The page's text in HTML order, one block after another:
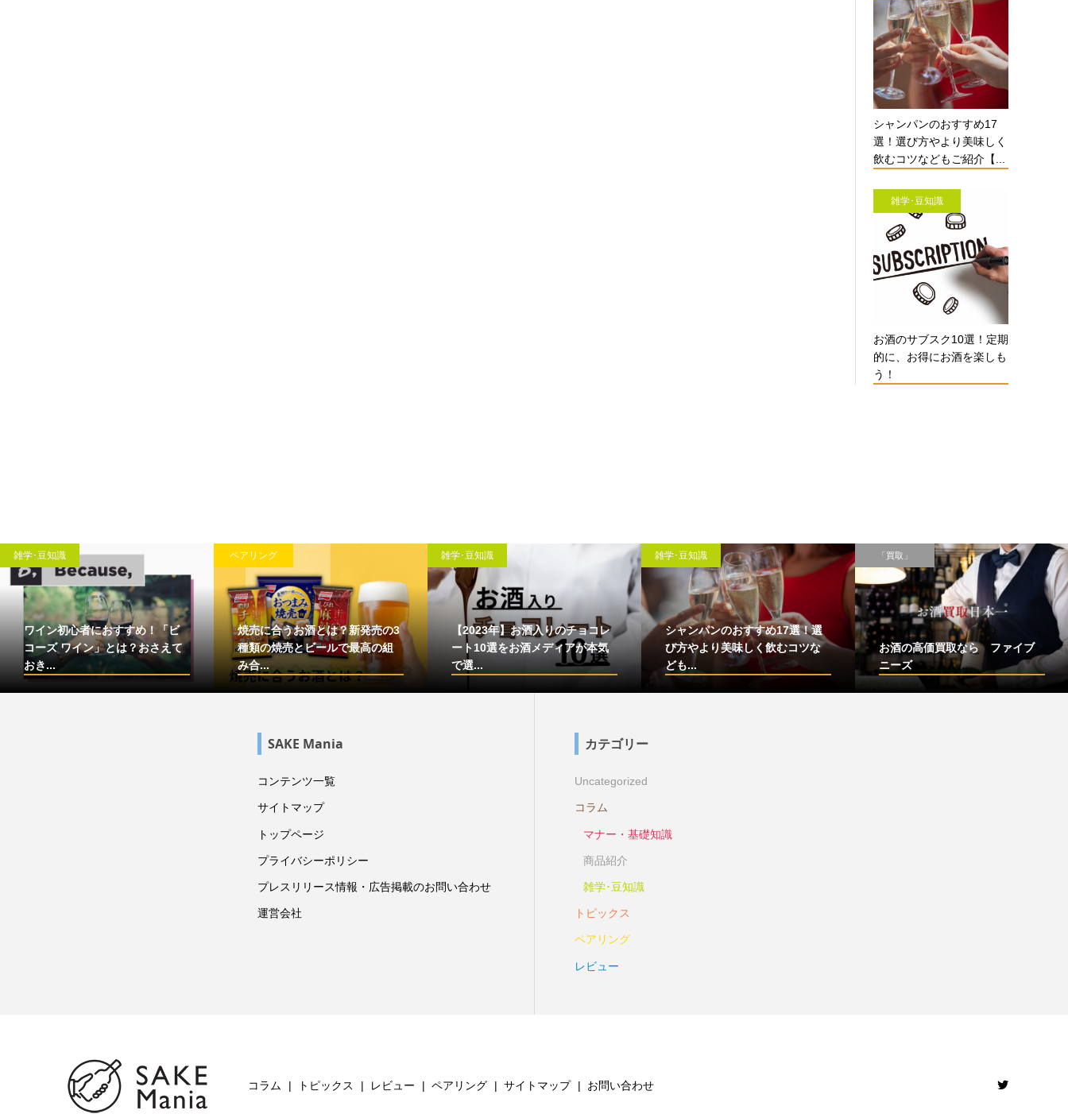
シャンパンのおすすめ17
選！選び方やより美味しく
飲むコツなどもご紹介【...
雑学･豆知識
お酒のサブスク10選！定期
的に、お得にお酒を楽しも
う！
ンのおすすめ17選！選
り美味しく飲むコツな
お酒の高価買取なら ファイブ
ニーズ
お酒のサブスク10選！定期的
に、お得にお酒を楽しもう！
雑学･豆知識
名門『ルイ・ジャド』のおすす
めワイン11選！特徴や選び方、
合わ...
雑学･豆知識
お酒のおすすめ買取業者5選！ウ
イスキーやワインなどを高く売
ペアリン
パス
銘柄紹
選ぶ...
SAKE Mania
コンテンツ一覧
サイトマップ
トップページ
プライバシーポリシー
プレスリリース情報・広告掲載のお問い合わせ
運営会社
カテゴリー
Uncategorized
コラム
マナー・基礎知識
商品紹介
雑学･豆知識
トピックス
ペアリング
レビュー
コラム トピックス レビュー ペアリング サイトマップ お問い合わせ